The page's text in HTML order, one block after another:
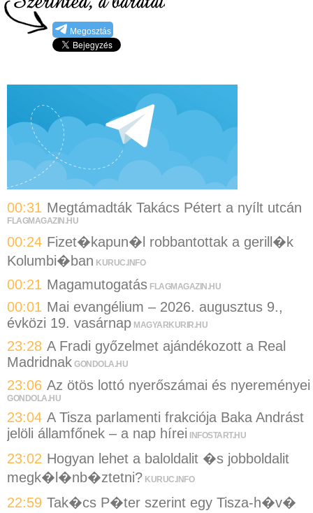
Megosztás
00:31 Megtámadták Takács Pétert a nyílt utcán
FLAGMAGAZIN.HU
00:24 Fizet�kapun�l robbantottak a gerill�k
Kolumbi�ban KURUC.INFO
00:21 Magamutogatás FLAGMAGAZIN.HU
00:01 Mai evangélium – 2026. augusztus 9.,
évközi 19. vasárnap MAGYARKURIR.HU
23:28 A Fradi győzelmet ajándékozott a Real
Madridnak GONDOLA.HU
23:06 Az ötös lottó nyerőszámai és nyereményei
GONDOLA.HU
23:04 A Tisza parlamenti frakciója Baka Andrást
jelöli államfőnek – a nap hírei
INFOSTART.HU
23:02 Hogyan lehet a baloldalit �s jobboldalit
megk�l�nb�ztetni? KURUC.INFO
22:59 Tak�cs P�ter szerint egy Tisza-h�v�